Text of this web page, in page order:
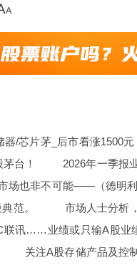
器/芯片茅_后市看涨
茅台！ 2026年一季报
场也非不可能——（德明
典范。 市场人士分析
联讯……业绩或只输A股
关注A股存储产品及控